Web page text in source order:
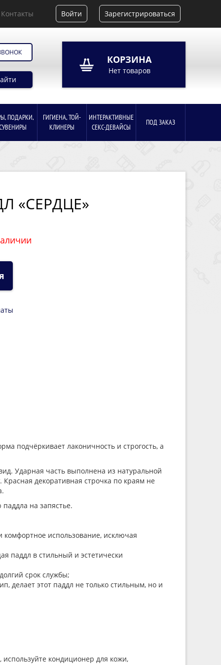
Контакты Войти Зарегистрироваться
КОРЗИНА
Нет товаров
ПОДАРКИ,
ГИГИЕНА, ТОЙ-
КЛИНЕРЫ
ИНТЕРАКТИВНЫЕ
СЕКС-ДЕВАЙСЫ
ПОД ЗАКАЗ
«СЕРДЦЕ»
подчёркивает лаконичность и строгость, а
Ударная часть выполнена из натуральной
декоративная строчка по краям не
на запястье.
комфортное использование, исключая
паддл в стильный и эстетически
срок службы;
делает этот паддл не только стильным, но и
кондиционер для кожи,